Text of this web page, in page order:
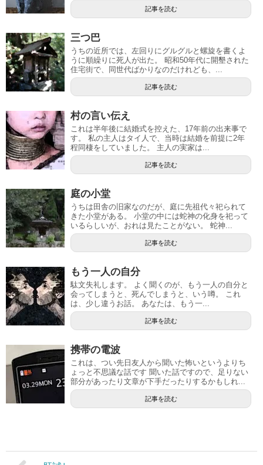
記事を読む
三つ巴
うちの近所では、左回りにグルグルと螺旋を書くよ
うに順繰りに死人が出た。 昭和50年代に開墾された
住宅街で、同世代ばかりなのだけれども、...
記事を読む
村の言い伝え
これは半年後に結婚式を控えた、17年前の出来事で
す。 私の主人はタイ人で、当時は結婚を前提に2年
程同棲をしていました。 主人の実家は...
記事を読む
庭の小堂
うちは田舎の旧家なのだが、庭に先祖代々祀られて
きた小堂がある。 小堂の中には蛇神の化身を祀って
いるらしいが、おれは見たことがない。 蛇神...
記事を読む
もう一人の自分
駄文失礼します。 よく聞くのが、もう一人の自分と
会ってしまうと、死んでしまうと、いう噂。 これ
は、少し違うお話。 あなたは、もう一...
記事を読む
携帯の電波
これは、つい先日友人から聞いた怖いというよりち
ょっと不思議な話です 聞いた話ですので、足りない
部分があったり文章が下手だったりするかもしれ...
記事を読む